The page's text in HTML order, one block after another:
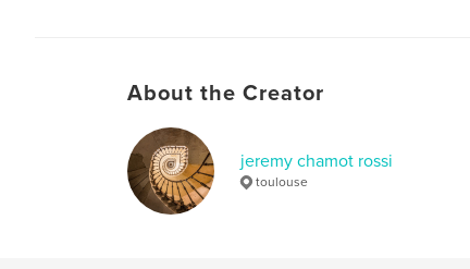
About the Creator
jeremy chamot rossi
toulouse